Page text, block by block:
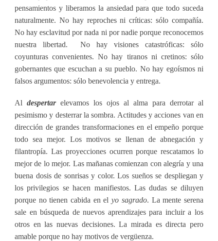
pensamientos y liberamos la ansiedad para que todo suceda
naturalmente. No hay reproches ni críticas: sólo compañía.
No hay esclavitud por nada ni por nadie porque reconocemos
nuestra libertad. No hay visiones catastróficas: sólo
coyunturas convenientes. No hay tiranos ni cretinos: sólo
gobernantes que escuchan a su pueblo. No hay egoísmos ni
falsos argumentos: sólo benevolencia y entrega.
Al despertarelevamos los ojos al alma para derrotar al
pesimismo y desterrar la sombra. Actitudes y acciones van en
dirección de grandes transformaciones en el empeño porque
todo sea mejor. Los motivos se llenan de abnegación y
filantropía. Las proyecciones ocurren porque rescatamos lo
mejor de lo mejor. Las mañanas comienzan con alegría y una
buena dosis de sonrisas y color. Los sueños se despliegan y
los privilegios se hacen manifiestos. Las dudas se diluyen
porque no tienen cabida en elyo sagrado. La mente serena
sale en búsqueda de nuevos aprendizajes para incluir a los
otros en las nuevas decisiones. La mirada es directa pero
amable porque no hay motivos de vergüenza.